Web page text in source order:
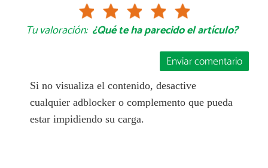
Tu valoración: ¿Qué te ha parecido el artículo?
Enviar comentario
Si no visualiza el contenido, desactive
cualquier adblocker o complemento que pueda
estar impidiendo su carga.